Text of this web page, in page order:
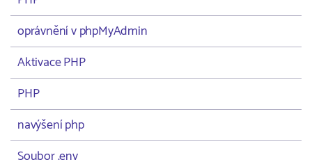
oprávnění v phpMyAdmin
Aktivace PHP
PHP
navýšení php
Soubor .env